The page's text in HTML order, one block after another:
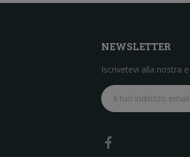
NEWSLETTER
Iscrivetevi alla nostra